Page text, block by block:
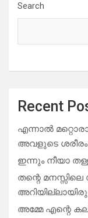
Search
Recent
എന്നാൽ
അവളുടെ
ഇന്നും നീയാ
തന്റെ
അമ്മേ എന്റെ